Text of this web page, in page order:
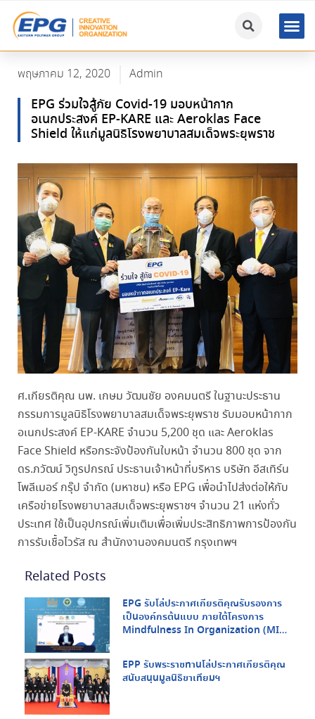
พฤษภาคม 12, 2020 Admin
EPG ร่วมใจสู้ภัย Covid-19 มอบหน้ากาก
อเนกประสงค์ EP-KARE และ Aeroklas Face
Shield ให้แก่มูลนิธิโรงพยาบาลสมเด็จพระยุพราช
ศ.เกียรติคุณ นพ. เกษม วัฒนชัย องคมนตรี ในฐานะประธาน
กรรมการมูลนิธิโรงพยาบาลสมเด็จพระยุพราช รับมอบหน้ากาก
อเนกประสงค์ EP-KARE จำนวน 5,200 ชุด และ Aeroklas
Face Shield หรือกระจังป้องกันใบหน้า จำนวน 800 ชุด จาก
ดร.ภวัฒน์ วิทูรปกรณ์ ประธานเจ้าหน้าที่บริหาร บริษัท อีสเทิร์น
โพลีเมอร์ กรุ๊ป จำกัด (มหาชน) หรือ EPG เพื่อนำไปส่งต่อให้กับ
เครือข่ายโรงพยาบาลสมเด็จพระยุพราชฯ จำนวน 21 แห่งทั่ว
ประเทศ ใช้เป็นอุปกรณ์เพิ่มเติมเพื่อเพิ่มประสิทธิภาพการป้องกัน
การรับเชื้อไวรัส ณ สำนักงานองคมนตรี กรุงเทพฯ
Related Posts
EPG รับโล่ประกาศเกียรติคุณรับรองการ
เป็นองค์กรต้นแบบ ภายใต้โครงการ
Mindfulness In Organization (MIO)
และ สสส.
EPP รับพระราชทานโล่ประกาศเกียรติคุณ
สนับสนุนมูลนิธิขาเทียมฯ